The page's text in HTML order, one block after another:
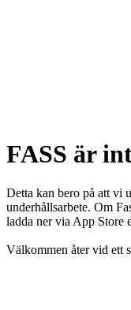
FASS är
Detta kan bero på att vi
underhållsarbete. Om
ladda ner via App Store
Välkommen åter vid ett